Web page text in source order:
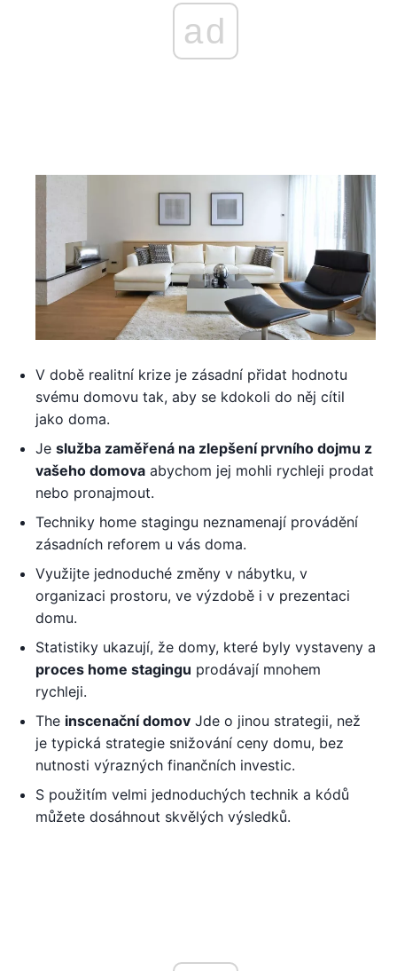
ad
V době realitní krize je zásadní přidat hodnotu
svému domovu tak, aby se kdokoli do něj cítil
jako doma.
Je služba zaměřená na zlepšení prvního dojmu z
vašeho domova abychom jej mohli rychleji prodat
nebo pronajmout.
Techniky home stagingu neznamenají provádění
zásadních reforem u vás doma.
Využijte jednoduché změny v nábytku, v
organizaci prostoru, ve výzdobě i v prezentaci
domu.
Statistiky ukazují, že domy, které byly vystaveny a
proces home stagingu prodávají mnohem
rychleji.
The inscenační domov Jde o jinou strategii, než
je typická strategie snižování ceny domu, bez
nutnosti výrazných finančních investic.
S použitím velmi jednoduchých technik a kódů
můžete dosáhnout skvělých výsledků.